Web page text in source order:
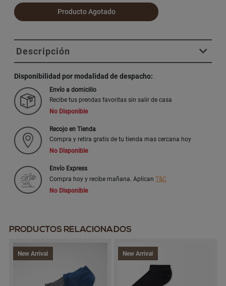
Producto Agotado
Descripción
Disponibilidad por modalidad de despacho:
Envío a domicilio
Recibe tus prendas favoritas sin salir de casa
No Disponible
Recojo en Tienda
Compra y retira gratis de tu tienda mas cercana hoy
No Disponible
Envío Express
Compra hoy y recibe mañana. Aplican T&C
No Disponible
PRODUCTOS RELACIONADOS
New Arrival New Arrival